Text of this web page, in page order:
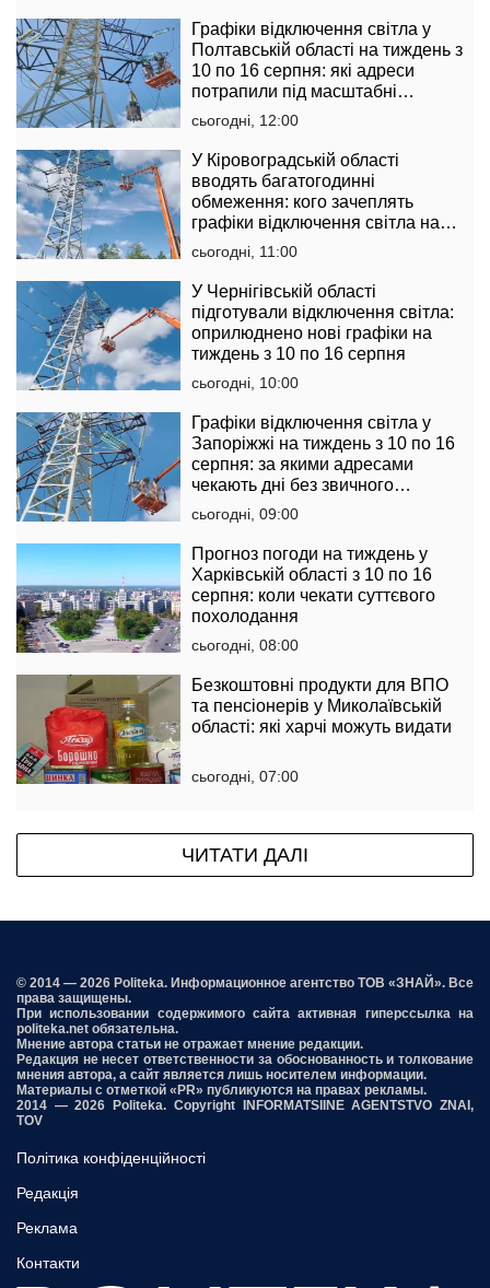
Графіки відключення світла у
Полтавській області на тиждень з
10 по 16 серпня: які адреси
потрапили під масштабні
обмеження
сьогодні, 12:00
У Кіровоградській області
вводять багатогодинні
обмеження: кого зачеплять
графіки відключення світла на
тиждень з 10 по 16 серпня
сьогодні, 11:00
У Чернігівській області
підготували відключення світла:
оприлюднено нові графіки на
тиждень з 10 по 16 серпня
сьогодні, 10:00
Графіки відключення світла у
Запоріжжі на тиждень з 10 по 16
серпня: за якими адресами
чекають дні без звичного
комфорту
сьогодні, 09:00
Прогноз погоди на тиждень у
Харківській області з 10 по 16
серпня: коли чекати суттєвого
похолодання
сьогодні, 08:00
Безкоштовні продукти для ВПО
та пенсіонерів у Миколаївській
області: які харчі можуть видати
сьогодні, 07:00
ЧИТАТИ ДАЛІ
© 2014 — 2026 Politeka. Информационное агентство ТОВ «ЗНАЙ». Все
права защищены.
При использовании содержимого сайта активная гиперссылка на
politeka.net обязательна.
Мнение автора статьи не отражает мнение редакции.
Редакция не несет ответственности за обоснованность и толкование
мнения автора, а сайт является лишь носителем информации.
Материалы с отметкой «PR» публикуются на правах рекламы.
2014 — 2026 Politeka. Copyright INFORMATSIINE AGENTSTVO ZNAI,
TOV
Політика конфіденційності
Редакція
Реклама
Контакти